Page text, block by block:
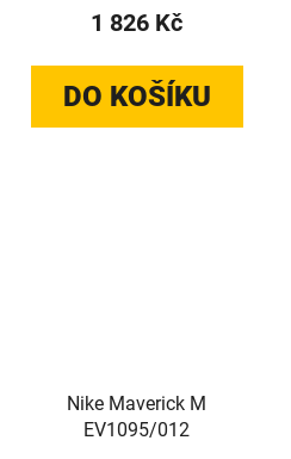
1 826 Kč
DO KOŠÍKU
Nike Maverick M
EV1095/012